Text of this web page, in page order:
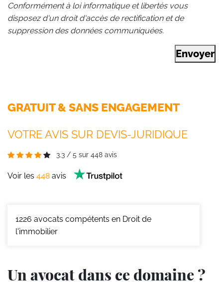
Conformément à loi informatique et libertés vous
disposez d'un droit d'accès de rectification et de
suppression des données communiquées.
Envoyer
GRATUIT & SANS ENGAGEMENT
VOTRE AVIS SUR DEVIS-JURIDIQUE
3.3 / 5 sur 448 avis
Voir les 448 avis
1226 avocats compétents en Droit de
l'immobilier
Un avocat dans ce domaine ?